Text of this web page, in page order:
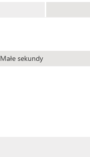
Małe sekundy